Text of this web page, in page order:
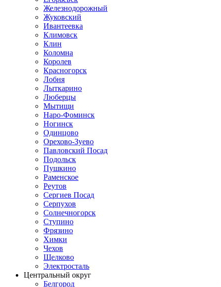
Железнодорожный
Жуковский
Ивантеевка
Климовск
Клин
Коломна
Королев
Красногорск
Лобня
Лыткарино
Люберцы
Мытищи
Наро-Фоминск
Ногинск
Одинцово
Орехово-Зуево
Павловский Посад
Подольск
Пушкино
Раменское
Реутов
Сергиев Посад
Серпухов
Солнечногорск
Ступино
Фрязино
Химки
Чехов
Щелково
Электросталь
Центральный округ
Белгород